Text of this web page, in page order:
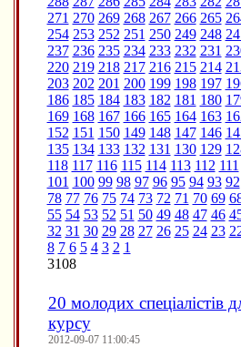
271 270 269 268 267 266 265
254 253 252 251 250 249 248
237 236 235 234 233 232 231
220 219 218 217 216 215 214
203 202 201 200 199 198 197
186 185 184 183 182 181 180
169 168 167 166 165 164 163
152 151 150 149 148 147 146
135 134 133 132 131 130 129
118 117 116 115 114 113 112 111
101 100 99 98 97 96 95 94 93 92
78 77 76 75 74 73 72 71 70 69
55 54 53 52 51 50 49 48 47 46
32 31 30 29 28 27 26 25 24 23
8 7 6 5 4 3 2 1
3108
20 молодих спеціалістів
курсу
2012-09-07 11:00:45